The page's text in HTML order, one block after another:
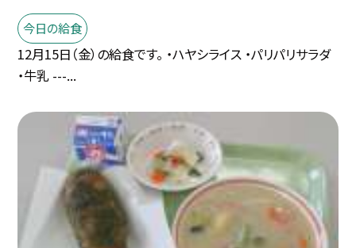
今日の給食
12月15日（金）の給食です。 ・ハヤシライス ・パリパリサラダ
・牛乳 ---...